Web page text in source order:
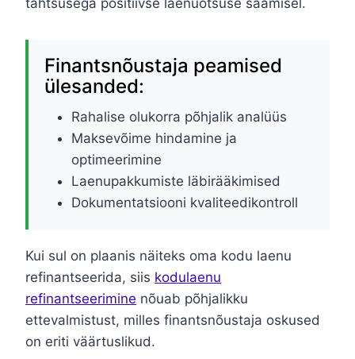
Finantsnõustaja peamised
ülesanded:
Rahalise olukorra põhjalik analüüs
Maksevõime hindamine ja
optimeerimine
Laenupakkumiste läbirääkimised
Dokumentatsiooni kvaliteedikontroll
Kui sul on plaanis näiteks oma kodu laenu
refinantseerida, siis kodulaenu
refinantseerimine nõuab põhjalikku
ettevalmistust, milles finantsnõustaja oskused
on eriti väärtuslikud.